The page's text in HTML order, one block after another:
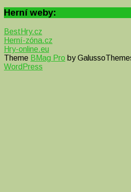
Herní weby:
BestHry.cz
Herní-zóna.cz
Hry-online.eu
Theme BMag Pro by
WordPress